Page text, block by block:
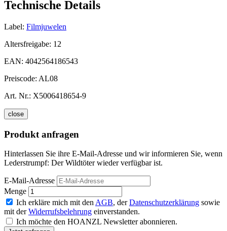
Technische Details
Label: Filmjuwelen
Altersfreigabe: 12
EAN: 4042564186543
Preiscode: AL08
Art. Nr.: X5006418654-9
close
Produkt anfragen
Hinterlassen Sie ihre E-Mail-Adresse und wir informieren Sie, wenn
Lederstrumpf: Der Wildtöter wieder verfügbar ist.
E-Mail-Adresse
Menge
Ich erkläre mich mit den AGB, derDatenschutzerklärung sowie
mit derWiderrufsbelehrung einverstanden.
Ich möchte den HOANZL Newsletter abonnieren.